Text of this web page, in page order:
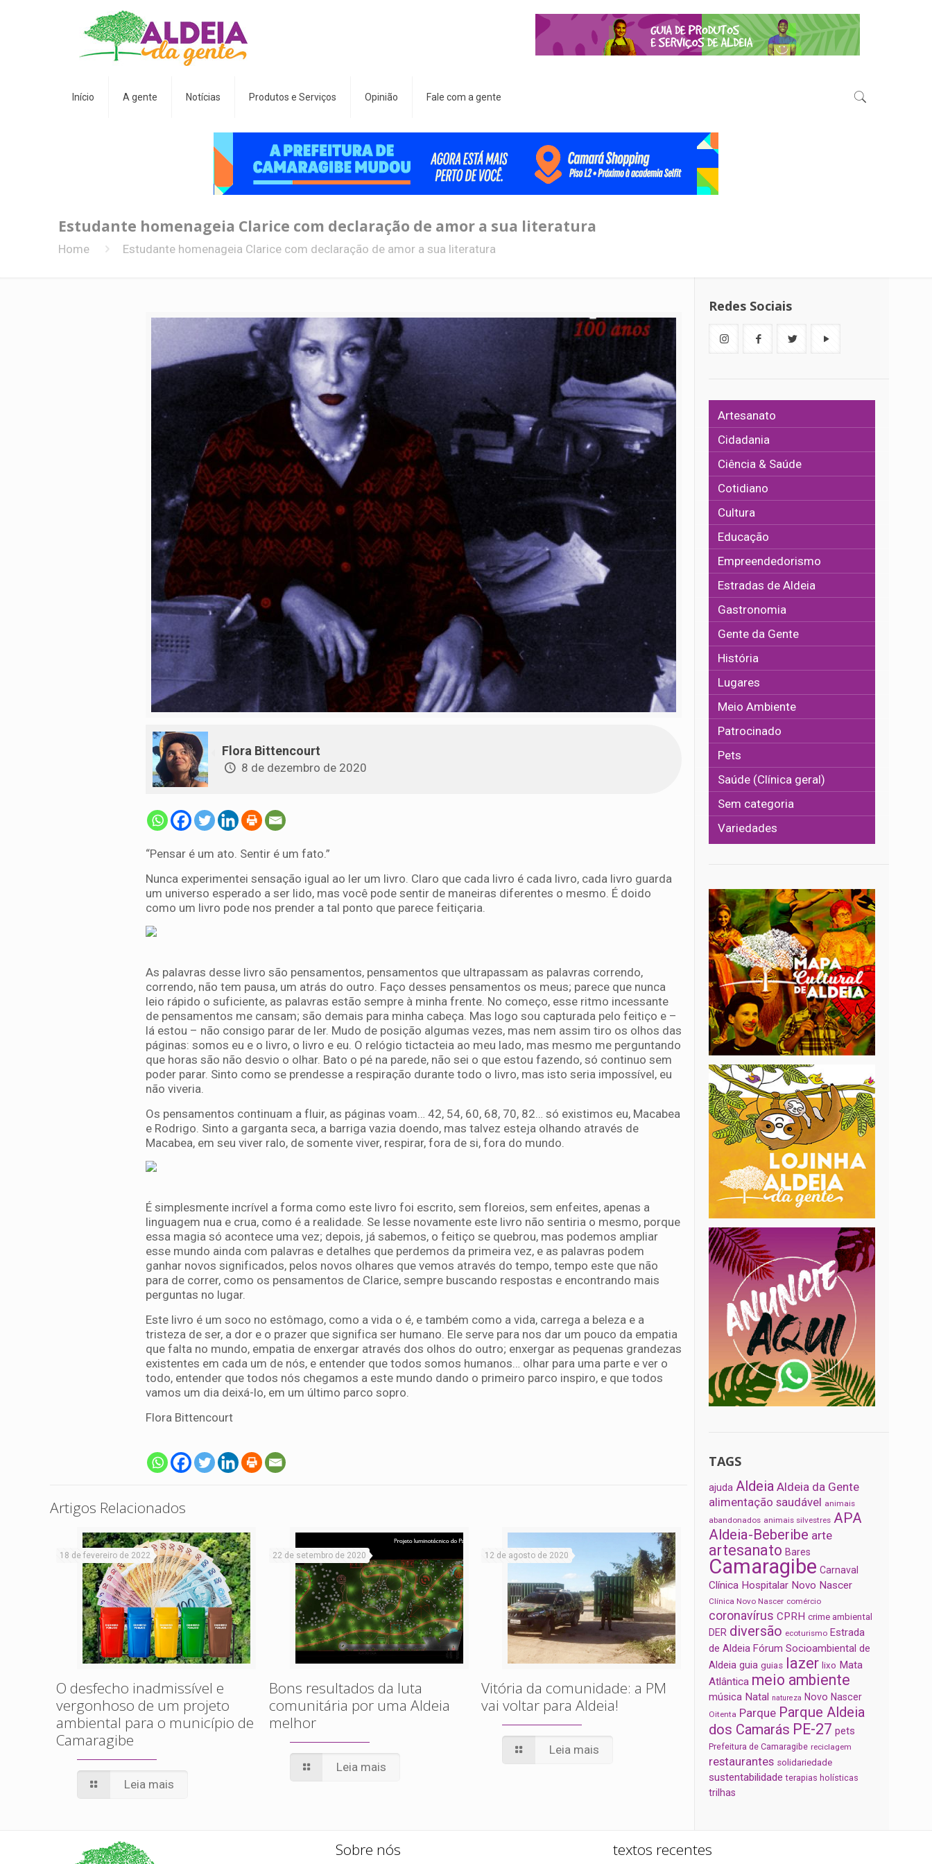
Início A gente Notícias Produtos e Serviços Opinião Fale com a gente
Estudante homenageia Clarice com declaração de amor a sua literatura
Home Estudante homenageia Clarice com declaração de amor a sua literatura
Flora Bittencourt
8 de dezembro de 2020
“Pensar é um ato. Sentir é um fato.”
Nunca experimentei sensação igual ao ler um livro. Claro que cada livro é cada livro, cada livro guarda
um universo esperado a ser lido, mas você pode sentir de maneiras diferentes o mesmo. É doido
como um livro pode nos prender a tal ponto que parece feitiçaria.
As palavras desse livro são pensamentos, pensamentos que ultrapassam as palavras correndo,
correndo, não tem pausa, um atrás do outro. Faço desses pensamentos os meus; parece que nunca
leio rápido o suficiente, as palavras estão sempre à minha frente. No começo, esse ritmo incessante
de pensamentos me cansam; são demais para minha cabeça. Mas logo sou capturada pelo feitiço e –
lá estou – não consigo parar de ler. Mudo de posição algumas vezes, mas nem assim tiro os olhos das
páginas: somos eu e o livro, o livro e eu. O relógio tictacteia ao meu lado, mas mesmo me perguntando
que horas são não desvio o olhar. Bato o pé na parede, não sei o que estou fazendo, só continuo sem
poder parar. Sinto como se prendesse a respiração durante todo o livro, mas isto seria impossível, eu
não viveria.
Os pensamentos continuam a fluir, as páginas voam… 42, 54, 60, 68, 70, 82… só existimos eu, Macabea
e Rodrigo. Sinto a garganta seca, a barriga vazia doendo, mas talvez esteja olhando através de
Macabea, em seu viver ralo, de somente viver, respirar, fora de si, fora do mundo.
É simplesmente incrível a forma como este livro foi escrito, sem floreios, sem enfeites, apenas a
linguagem nua e crua, como é a realidade. Se lesse novamente este livro não sentiria o mesmo, porque
essa magia só acontece uma vez; depois, já sabemos, o feitiço se quebrou, mas podemos ampliar
esse mundo ainda com palavras e detalhes que perdemos da primeira vez, e as palavras podem
ganhar novos significados, pelos novos olhares que vemos através do tempo, tempo este que não
para de correr, como os pensamentos de Clarice, sempre buscando respostas e encontrando mais
perguntas no lugar.
Este livro é um soco no estômago, como a vida o é, e também como a vida, carrega a beleza e a
tristeza de ser, a dor e o prazer que significa ser humano. Ele serve para nos dar um pouco da empatia
que falta no mundo, empatia de enxergar através dos olhos do outro; enxergar as pequenas grandezas
existentes em cada um de nós, e entender que todos somos humanos… olhar para uma parte e ver o
todo, entender que todos nós chegamos a este mundo dando o primeiro parco inspiro, e que todos
vamos um dia deixá-lo, em um último parco sopro.
Flora Bittencourt
Artigos Relacionados
18 de fevereiro de 2022
O desfecho inadmissível e
vergonhoso de um projeto
ambiental para o município de
Camaragibe
Leia mais
22 de setembro de 2020
Bons resultados da luta
comunitária por uma Aldeia
melhor
Leia mais
12 de agosto de 2020
Vitória da comunidade: a PM
vai voltar para Aldeia!
Leia mais
Redes Sociais
Artesanato
Cidadania
Ciência & Saúde
Cotidiano
Cultura
Educação
Empreendedorismo
Estradas de Aldeia
Gastronomia
Gente da Gente
História
Lugares
Meio Ambiente
Patrocinado
Pets
Saúde (Clínica geral)
Sem categoria
Variedades
TAGS
ajuda Aldeia Aldeia da Gente
alimentação saudável animais
abandonados animais silvestres APA
Aldeia-Beberibe arte
artesanato Bares
Camaragibe Carnaval
Clínica Hospitalar Novo Nascer
Clínica Novo Nascer comércio
coronavírus CPRH crime ambiental
DER diversão ecoturismo Estrada
de Aldeia Fórum Socioambiental de
Aldeia guia guias lazer lixo Mata
Atlântica meio ambiente
música Natal natureza Novo Nascer
Oitenta Parque Parque Aldeia
dos Camarás PE-27 pets
Prefeitura de Camaragibe reciclagem
restaurantes solidariedade
sustentabilidade terapias holísticas
trilhas
Sobre nós textos recentes